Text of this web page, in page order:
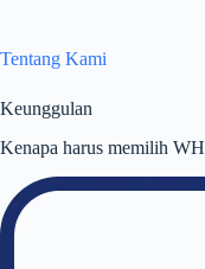
Tentang Kami
Keunggulan
Kenapa harus memilih